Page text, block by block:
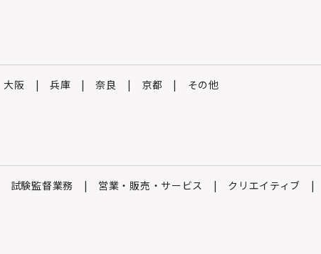
大阪 兵庫 奈良 京都 その他
試験監督業務 営業・販売・サービス クリエイティブ